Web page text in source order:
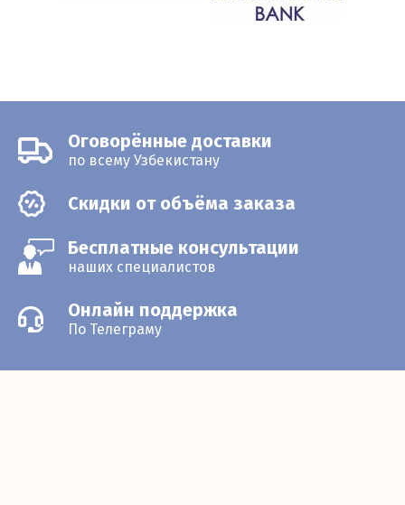
Оговорённые доставки
по всему Узбекистану
Скидки от объёма заказа
Бесплатные консультации
наших специалистов
Онлайн поддержка
По Телеграму